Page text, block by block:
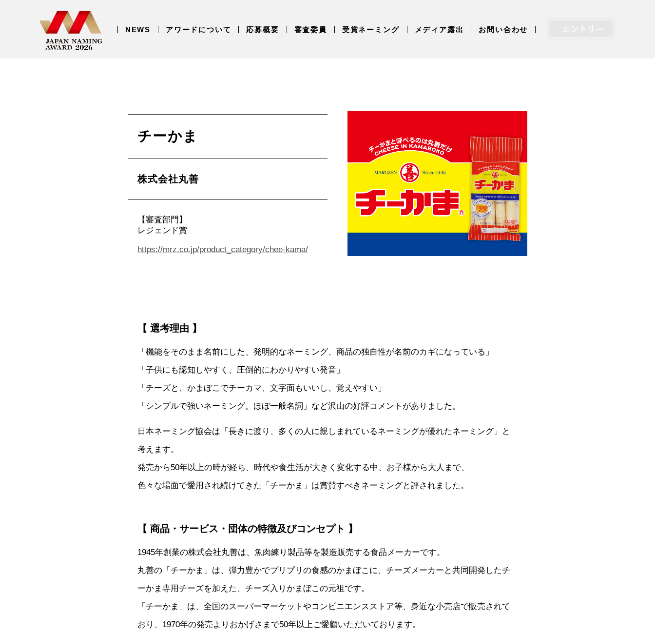
NEWS アワードについて 応募概要 審査委員 受賞ネーミング メディア露出 お問い合わせ
チーかま
株式会社丸善
【審査部門】
レジェンド賞
https://mrz.co.jp/product_category/chee-kama/
【 選考理由 】
「機能をそのまま名前にした、発明的なネーミング、商品の独自性が名前のカギになっている」
「子供にも認知しやすく、圧倒的にわかりやすい発音」
「チーズと、かまぼこでチーカマ、文字面もいいし、覚えやすい」
「シンプルで強いネーミング。ほぼ一般名詞」など沢山の好評コメントがありました。
日本ネーミング協会は「長きに渡り、多くの人に親しまれているネーミングが優れたネーミング」と
考えます。
発売から50年以上の時が経ち、時代や食生活が大きく変化する中、お子様から大人まで、
色々な場面で愛用され続けてきた「チーかま」は賞賛すべきネーミングと評されました。
【 商品・サービス・団体の特徴及びコンセプト 】
1945年創業の株式会社丸善は、魚肉練り製品等を製造販売する食品メーカーです。
丸善の「チーかま」は、弾力豊かでプリプリの食感のかまぼこに、チーズメーカーと共同開発したチ
ーかま専用チーズを加えた、チーズ入りかまぼこの元祖です。
「チーかま」は、全国のスーパーマーケットやコンビニエンスストア等、身近な小売店で販売されて
おり、1970年の発売よりおかげさまで50年以上ご愛顧いただいております。